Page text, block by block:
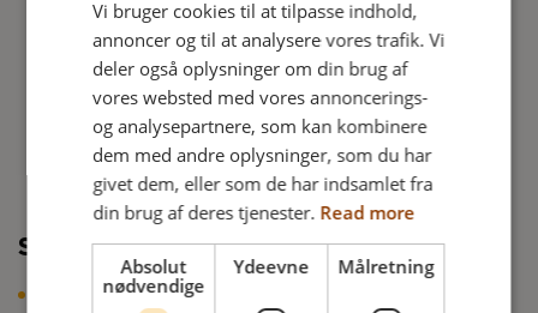
Stabil siddestilling
Forebyggelse af udglidning og mindre friktion (shear)
DANISH
GERMAN
NORWEGIAN
Vi bruger cookies til at tilpasse indhold,
annoncer og til at analysere vores trafik. Vi
deler også oplysninger om din brug af
vores websted med vores annoncerings-
og analysepartnere, som kan kombinere
dem med andre oplysninger, som du har
givet dem, eller som de har indsamlet fra
din brug af deres tjenester. Read more
Absolut
nødvendige
Ydeevne Målretning